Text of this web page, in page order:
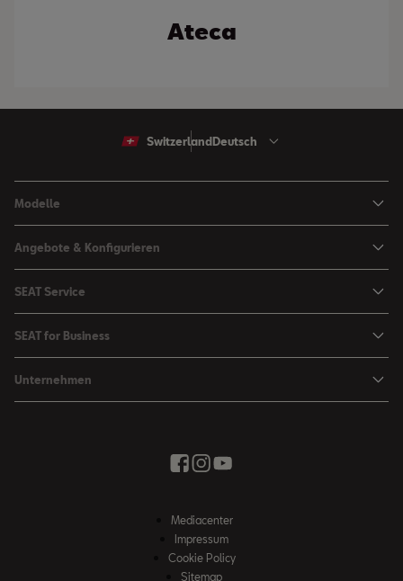
Ateca
Switzerland Deutsch
Modelle
Ibiza
Leon Sportstourer
Leon
Ateca
Angebote & Konfigurieren
Angebote
Kataloge und Preislisten
SEAT Occasionen
Zubehör Shop
SEAT Service
SEAT Service
Zubehör & Accessoires
SEAT for Business
Angebote
Unternehmen
Mediacenter
Impressum
Cookie Policy
Sitemap